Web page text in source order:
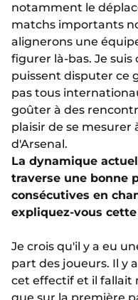
notamment le
matchs importants
alignerons une
figurer là-bas. Je
puissent disputer ce
pas tous
goûter à des
plaisir de se mesurer
d'Arsenal.
La dynamique
traverse une bonne
consécutives en
expliquez-vous
Je crois qu'il y a eu
part des joueurs. Il y
cet effectif et il fallait